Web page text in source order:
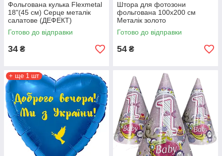
Фольгована кулька Flexmetal
18"(45 см) Серце металік
салатове (ДЕФЕКТ)
Готово до відправки
34 ₴
Штора для фотозони
фольгована 100х200 см
Металік золото
Готово до відправки
54 ₴
+ ще 1 шт